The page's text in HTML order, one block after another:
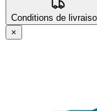
Conditions de
×